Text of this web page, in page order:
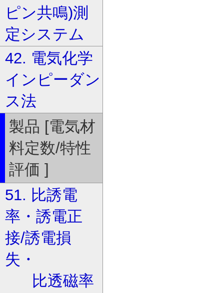
ピン共鳴)測
定システム
42. 電気化学
インピーダン
ス法
製品 [電気材
料定数/特性
評価 ]
51. 比誘電
率・誘電正
接/誘電損
失・
比透磁率